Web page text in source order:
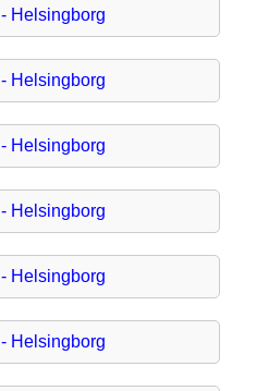
- Helsingborg
- Helsingborg
- Helsingborg
- Helsingborg
- Helsingborg
- Helsingborg